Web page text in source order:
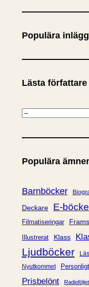
k
Populära inlägg
Lästa författare
K
t
g
r
i
Populära
Barnböcker
Deckare E-
Filmatiseringar
Illustrerat Klass
Ljudböcker
Nyutkommet Personligt
Prisbelönt